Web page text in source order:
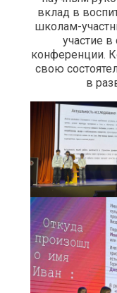
вклад в
школам-
участие
конференции.
свою
в